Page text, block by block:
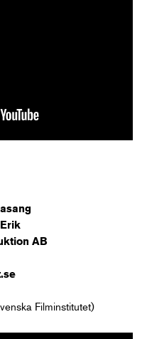
AB
Filminstitutet)